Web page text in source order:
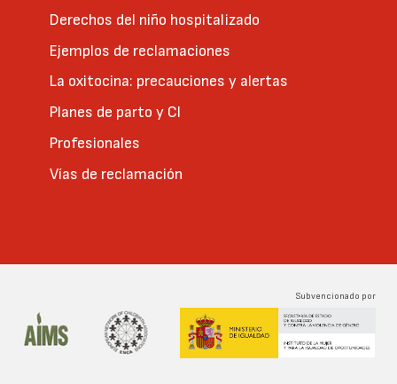
Derechos del niño hospitalizado
Ejemplos de reclamaciones
La oxitocina: precauciones y alertas
Planes de parto y CI
Profesionales
Vías de reclamación
Subvencionado por